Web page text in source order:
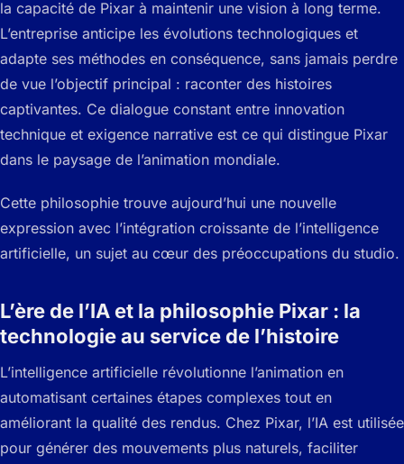
la capacité de Pixar à maintenir une vision à long terme.
L’entreprise anticipe les évolutions technologiques et
adapte ses méthodes en conséquence, sans jamais perdre
de vue l’objectif principal : raconter des histoires
captivantes. Ce dialogue constant entre innovation
technique et exigence narrative est ce qui distingue Pixar
dans le paysage de l’animation mondiale.
Cette philosophie trouve aujourd’hui une nouvelle
expression avec l’intégration croissante de l’intelligence
artificielle, un sujet au cœur des préoccupations du studio.
L’ère de l’IA et la philosophie Pixar : la
technologie au service de l’histoire
L’intelligence artificielle révolutionne l’animation en
automatisant certaines étapes complexes tout en
améliorant la qualité des rendus. Chez Pixar, l’IA est utilisée
pour générer des mouvements plus naturels, faciliter